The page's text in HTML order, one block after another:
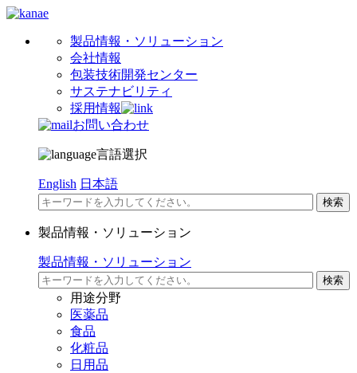
製品情報・ソリューション
会社情報
包装技術開発センター
サステナビリティ
採用情報
お問い合わせ
言語選択
English 日本語
製品情報・ソリューション
製品情報・ソリューション
用途分野
医薬品
食品
化粧品
日用品